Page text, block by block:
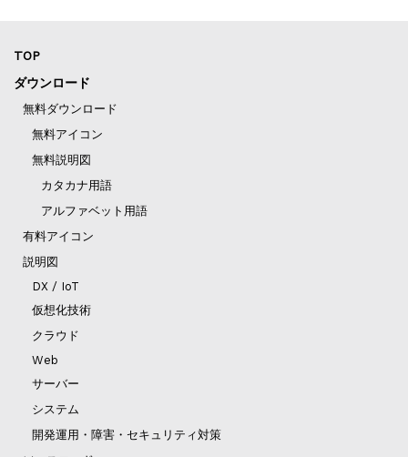
TOP
ダウンロード
無料ダウンロード
無料アイコン
無料説明図
カタカナ用語
アルファベット用語
有料アイコン
説明図
DX / IoT
仮想化技術
クラウド
Web
サーバー
システム
開発運用・障害・セキュリティ対策